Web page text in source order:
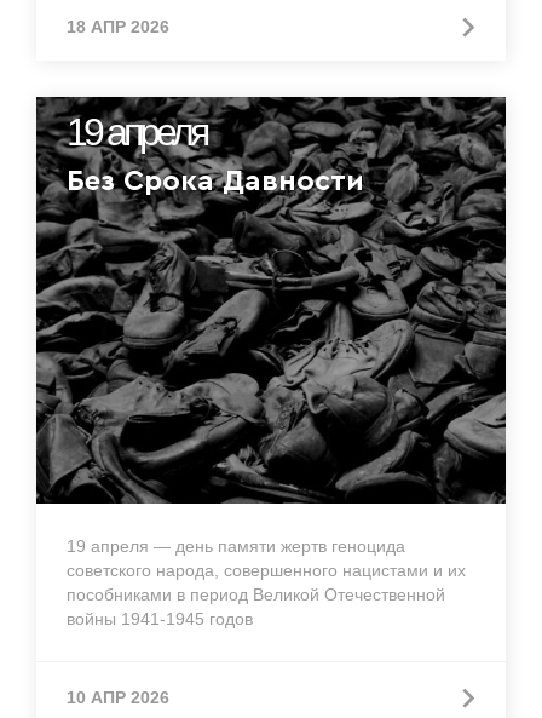
18 АПР 2026
19 апреля
Без Срока Давности
19 апреля — день памяти жертв геноцида
советского народа, совершенного нацистами и их
пособниками в период Великой Отечественной
войны 1941-1945 годов
10 АПР 2026